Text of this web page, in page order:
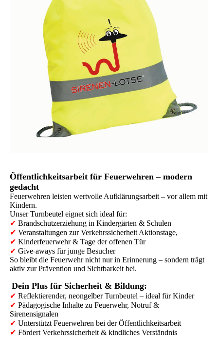
Öffentlichkeitsarbeit für Feuerwehren – modern
gedacht
Feuerwehren leisten wertvolle Aufklärungsarbeit – vor allem mit
Kindern.
Unser Turnbeutel eignet sich ideal für:
✔ Brandschutzerziehung in Kindergärten & Schulen
✔ Veranstaltungen zur Verkehrssicherheit Aktionstage,
✔ Kinderfeuerwehr & Tage der offenen Tür
✔ Give-aways für junge Besucher
So bleibt die Feuerwehr nicht nur in Erinnerung – sondern trägt
aktiv zur Prävention und Sichtbarkeit bei.
Dein Plus für Sicherheit & Bildung:
✔ Reflektierender, neongelber Turnbeutel – ideal für Kinder
✔ Pädagogische Inhalte zu Feuerwehr, Notruf &
Sirenensignalen
✔ Unterstützt Feuerwehren bei der Öffentlichkeitsarbeit
✔ Fördert Verkehrssicherheit & kindliches Verständnis